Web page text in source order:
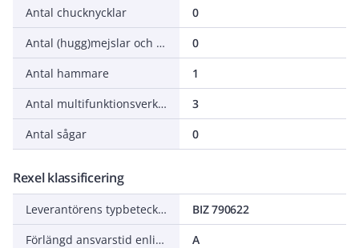
Antal chucknycklar
0
Antal (hugg)mejslar och hålstansar
0
Antal hammare
1
Antal multifunktionsverktyg
3
Antal sågar
0
Rexel klassificering
Leverantörens typbeteckning
BIZ 790622
Förlängd ansvarstid enligt ALEM-09
A